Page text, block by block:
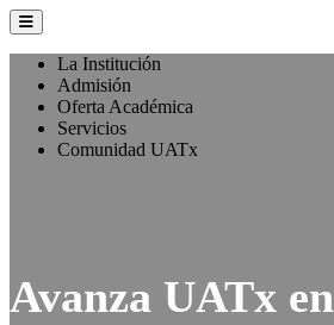
La Institución
Admisión
Oferta Académica
Servicios
Comunidad UATx
Avanza UATx en